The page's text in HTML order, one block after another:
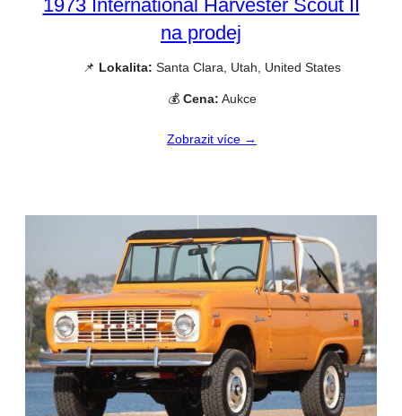
1973 International Harvester Scout II
na prodej
📌 Lokalita: Santa Clara, Utah, United States
💰 Cena: Aukce
Zobrazit více →